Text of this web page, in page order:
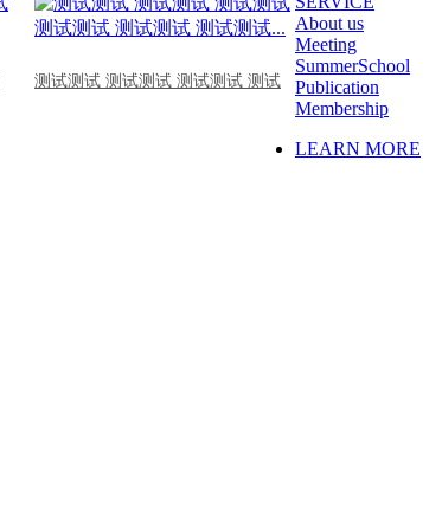
测试测试 测试测试 测试测试 测试
About us
Meeting
SummerSchool
Publication
Membership
LEARN MORE